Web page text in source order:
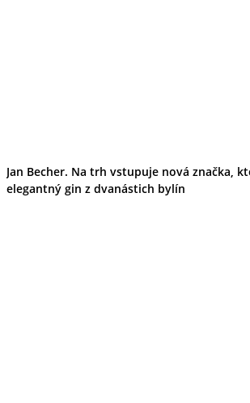
Jan Becher. Na trh vstupuje nová značka,
elegantný gin z dvanástich bylín